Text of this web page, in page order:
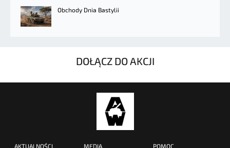
Obchody Dnia Bastylii
DOŁĄCZ DO AKCJI
AKTUALNOŚCI MEDIA POMOC